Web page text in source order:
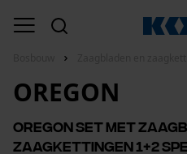
OREGON
Oregon set met
zaagkettingen 1+2